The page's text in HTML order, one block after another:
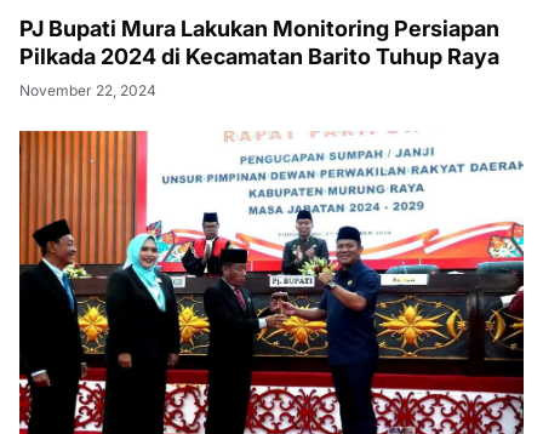
PJ Bupati Mura Lakukan Monitoring Persiapan
Pilkada 2024 di Kecamatan Barito Tuhup Raya
November 22, 2024